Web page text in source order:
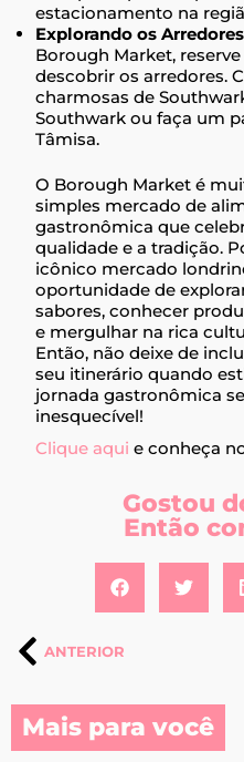
estacionamento na
Explorando os
Borough Market,
descobrir os arredores.
charmosas de
Southwark ou faça um
Tâmisa.
O Borough Market é
simples mercado de
gastronômica que
qualidade e a tradição.
icônico mercado
oportunidade de
sabores, conhecer
e mergulhar na rica
Então, não deixe de
seu itinerário quando
jornada gastronômica
inesquecível!
Clique aqui e conheça
Gostou
Então
ANTERIOR
Mais para você